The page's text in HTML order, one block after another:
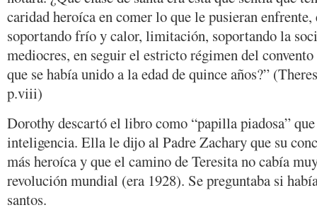
caridad heroíca en comer lo que le pusieran
soportando frío y calor, limitación, soportando la
mediocres, en seguir el estricto régimen del
que se había unido a la edad de quince años?”
p.viii)
Dorothy descartó el libro como “papilla piadosa”
inteligencia. Ella le dijo al Padre Zachary que su
más heroíca y que el camino de Teresita no cabía
revolución mundial (era 1928). Se preguntaba si
santos.